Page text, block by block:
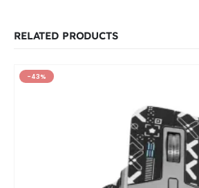
RELATED PRODUCTS
-43%